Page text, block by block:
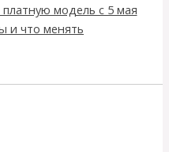
модель с 5 мая
и что менять